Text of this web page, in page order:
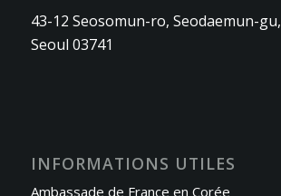
43-12 Seosomun-ro, Seodaemun-gu,
Seoul 03741
INFORMATIONS UTILES
Ambassade de France en Corée